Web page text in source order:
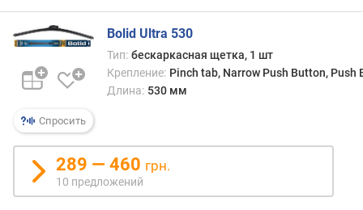
к
л
ч
е
т
в
п
Спросить
Bolid Ultra 530
Тип: бескаркасная щетка, 1 шт
Крепление: Pinch tab, Narrow Push Button,
Длина: 530 мм
289 — 460 грн.
10 предложений